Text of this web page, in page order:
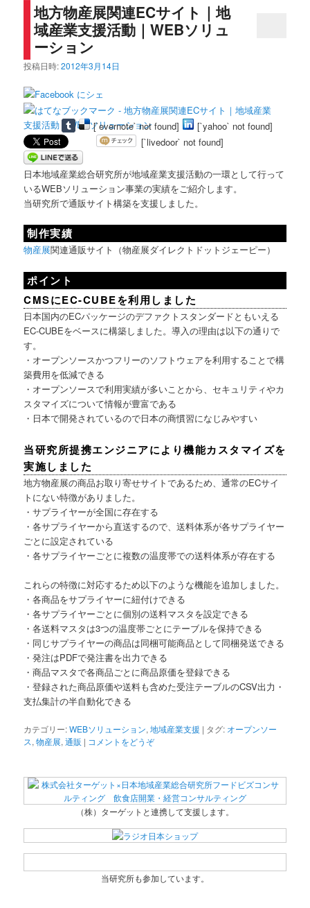
地方物産展関連ECサイト｜地
域産業支援活動｜WEBソリュ
ーション
投稿日時:2012年3月14日
[`evernote` not found]
[`yahoo` not found]
[`livedoor` not found]
日本地域産業総合研究所が地域産業支援活動の一環として行って
いるWEBソリューション事業の実績をご紹介します。
当研究所で通販サイト構築を支援しました。
制作実績
物産展関連通販サイト（物産展ダイレクトドットジェーピー）
ポイント
CMSにEC-CUBEを利用しました
日本国内のECパッケージのデファクトスタンダードともいえる
EC-CUBEをベースに構築しました。導入の理由は以下の通りで
す。
・オープンソースかつフリーのソフトウェアを利用することで構
築費用を低減できる
・オープンソースで利用実績が多いことから、セキュリティやカ
スタマイズについて情報が豊富である
・日本で開発されているので日本の商慣習になじみやすい
当研究所提携エンジニアにより機能カスタマイズを
実施しました
地方物産展の商品お取り寄せサイトであるため、通常のECサイ
トにない特徴がありました。
・サプライヤーが全国に存在する
・各サプライヤーから直送するので、送料体系が各サプライヤー
ごとに設定されている
・各サプライヤーごとに複数の温度帯での送料体系が存在する
これらの特徴に対応するため以下のような機能を追加しました。
・各商品をサプライヤーに紐付けできる
・各サプライヤーごとに個別の送料マスタを設定できる
・各送料マスタは3つの温度帯ごとにテーブルを保持できる
・同じサプライヤーの商品は同梱可能商品として同梱発送できる
・発注はPDFで発注書を出力できる
・商品マスタで各商品ごとに商品原価を登録できる
・登録された商品原価や送料も含めた受注テーブルのCSV出力・
支払集計の半自動化できる
カテゴリー:WEBソリューション,地域産業支援 | タグ: オープンソー
ス,物産展,通販 | コメントをどうぞ
（株）ターゲットと連携して支援します。
当研究所も参加しています。